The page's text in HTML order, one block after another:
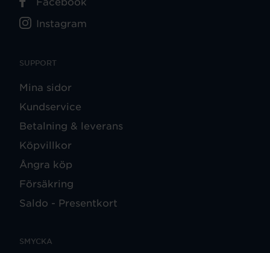
SUPPORT
Mina sidor
Kundservice
Betalning & leverans
Köpvillkor
Ångra köp
Försäkring
Saldo - Presentkort
SMYCKA
Instagram